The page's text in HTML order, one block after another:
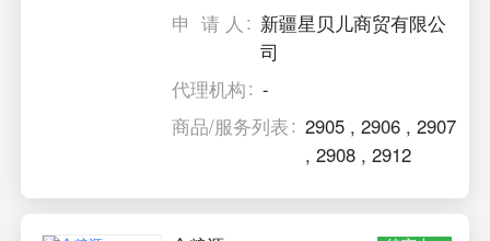
申 请 人
新疆星贝儿商贸有限公
司
代理机构
-
商品/服务列表
2905 ,2906 ,2907
,2908 ,2912